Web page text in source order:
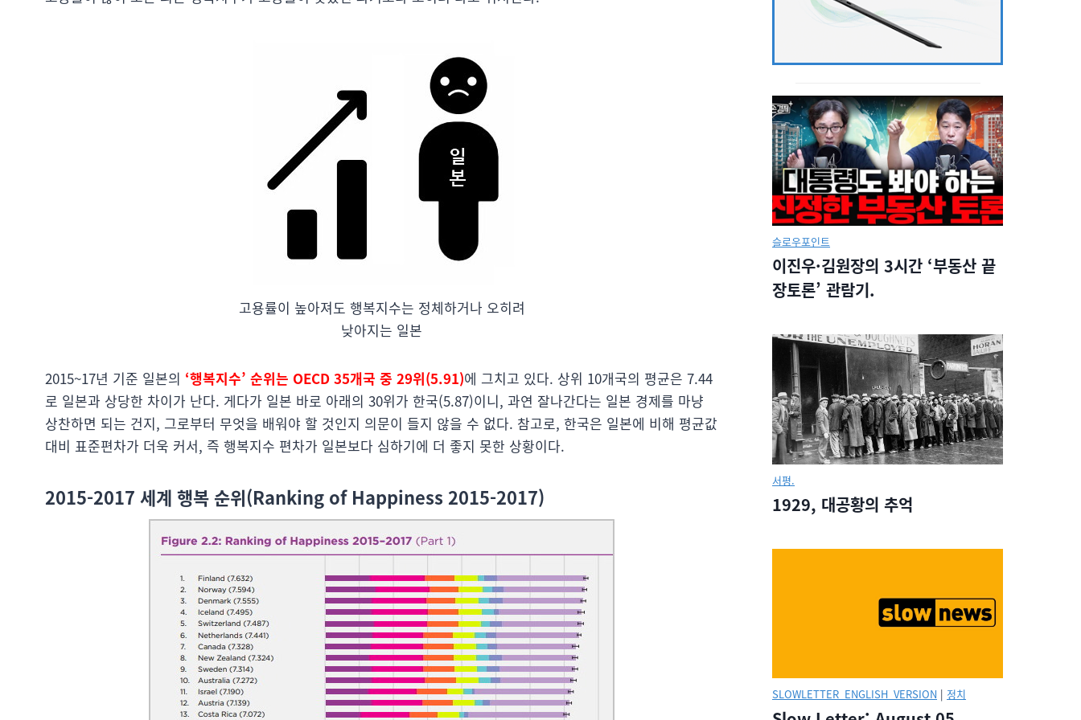
고용률이 높아져도 행복지수는 정체하거나 오히려
낮아지는 일본
2015~17년 기준 일본의 ‘행복지수’ 순위는 OECD 35개국 중 29위(5.91)에 그치고 있다. 상위 10개국의 평균은 7.44
로 일본과 상당한 차이가 난다. 게다가 일본 바로 아래의 30위가 한국(5.87)이니, 과연 잘나간다는 일본 경제를 마냥
상찬하면 되는 건지, 그로부터 무엇을 배워야 할 것인지 의문이 들지 않을 수 없다. 참고로, 한국은 일본에 비해 평균값
대비 표준편차가 더욱 커서, 즉 행복지수 편차가 일본보다 심하기에 더 좋지 못한 상황이다.
2015-2017 세계 행복 순위(Ranking of Happiness 2015-2017)
슬로우포인트
이진우·김원장의 3시간 ‘부동산 끝
장토론’ 관람기.
서평.
1929, 대공황의 추억
SLOWLETTER_ENGLISH_VERSION | 정치